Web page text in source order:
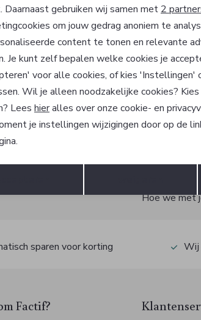
Appetite Born with
Polo
84,95
gelijk €5,- korting!
Hoe we met
sparen voor korting Wij
Factif?
cookies
Terug
Daarnaast gebruiken wij samen met 2
om jouw gedrag anoniem te
content te tonen en relevante
Je kunt zelf bepalen welke cookies je
voor alle cookies, of kies 'Instellingen'
Wil je alleen noodzakelijke cookies?
Lees hieralles over onze cookie- en
je instellingen wijzigingen door op de